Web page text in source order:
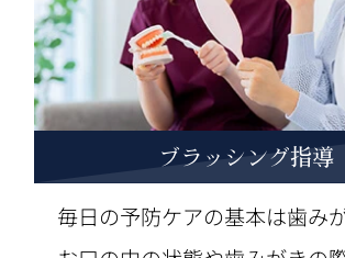
ブラッシング指導
毎日の予防ケアの基本は歯みが